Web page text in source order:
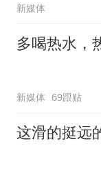
新媒体
多喝热水，
新媒体 69跟贴
这滑的挺远